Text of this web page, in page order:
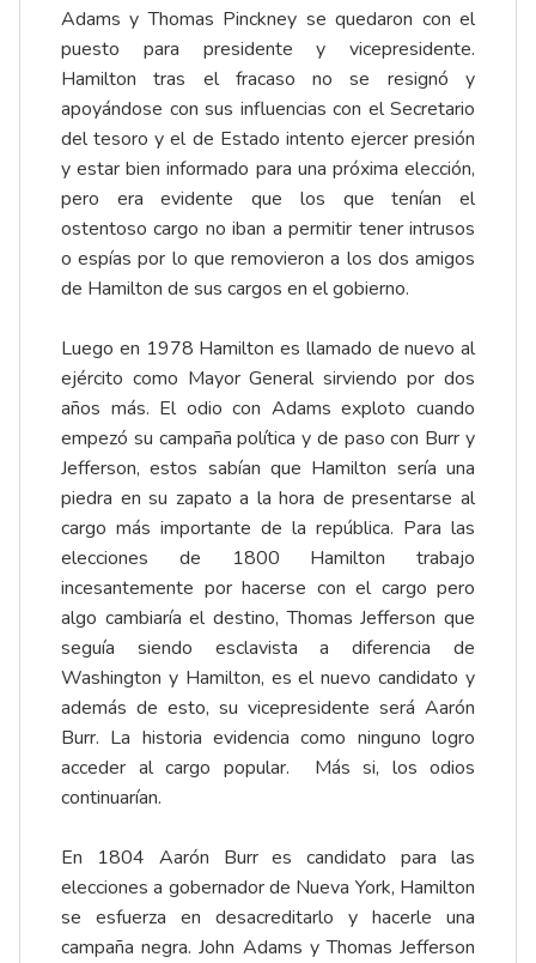
Adams y Thomas Pinckney se quedaron con el
puesto para presidente y vicepresidente.
Hamilton tras el fracaso no se resignó y
apoyándose con sus influencias con el Secretario
del tesoro y el de Estado intento ejercer presión
y estar bien informado para una próxima elección,
pero era evidente que los que tenían el
ostentoso cargo no iban a permitir tener intrusos
o espías por lo que removieron a los dos amigos
de Hamilton de sus cargos en el gobierno.
Luego en 1978 Hamilton es llamado de nuevo al
ejército como Mayor General sirviendo por dos
años más. El odio con Adams exploto cuando
empezó su campaña política y de paso con Burr y
Jefferson, estos sabían que Hamilton sería una
piedra en su zapato a la hora de presentarse al
cargo más importante de la república. Para las
elecciones de 1800 Hamilton trabajo
incesantemente por hacerse con el cargo pero
algo cambiaría el destino, Thomas Jefferson que
seguía siendo esclavista a diferencia de
Washington y Hamilton, es el nuevo candidato y
además de esto, su vicepresidente será Aarón
Burr. La historia evidencia como ninguno logro
acceder al cargo popular. Más si, los odios
continuarían.
En 1804 Aarón Burr es candidato para las
elecciones a gobernador de Nueva York, Hamilton
se esfuerza en desacreditarlo y hacerle una
campaña negra. John Adams y Thomas Jefferson